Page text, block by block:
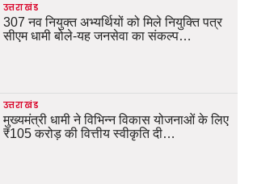
उत्तराखंड
307 नव नियुक्त अभ्यर्थियों को मिले नियुक्ति पत्र
सीएम धामी बोले-यह जनसेवा का संकल्प…
उत्तराखंड
मुख्यमंत्री धामी ने विभिन्न विकास योजनाओं के लिए
₹105 करोड़ की वित्तीय स्वीकृति दी…